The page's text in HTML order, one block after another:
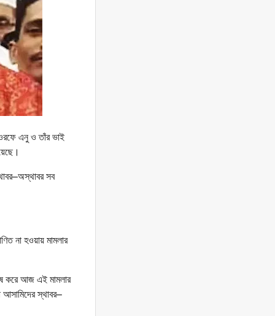
ওরফে এনু ও তাঁর ভাই
সব
না হওয়ায় মামলার
করে আজ এই মামলার
স্থাবর–